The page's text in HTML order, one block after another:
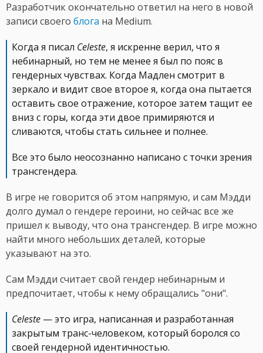
Разработчик окончательно ответил на него в новой
записи своего блога на Medium.
Когда я писал Celeste, я искренне верил, что я
небинарный, но тем не менее я был по пояс в
гендерных чувствах. Когда Мадлен смотрит в
зеркало и видит свое второе я, когда она пытается
оставить свое отражение, которое затем тащит ее
вниз с горы, когда эти двое примиряются и
сливаются, чтобы стать сильнее и полнее.
Все это было неосознанно написано с точки зрения
трансгендера.
В игре не говорится об этом напрямую, и сам Мэдди
долго думал о гендере героини, но сейчас все же
пришел к выводу, что она трансгендер. В игре можно
найти много небольших деталей, которые
указывают на это.
Сам Мэдди считает свой гендер небинарным и
предпочитает, чтобы к нему обращались "они".
Celeste — это игра, написанная и разработанная
закрытым транс-человеком, который боролся со
своей гендерной идентичностью.